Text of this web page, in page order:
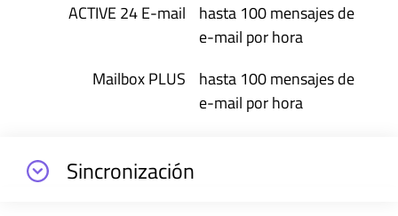
hasta 100 mensajes de
e-mail por hora
hasta 100 mensajes de
e-mail por hora
Sincronización